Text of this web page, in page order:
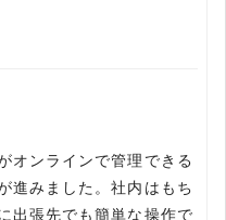
オンラインで管理できる
進みました。社内はもち
出張先でも簡単な操作で